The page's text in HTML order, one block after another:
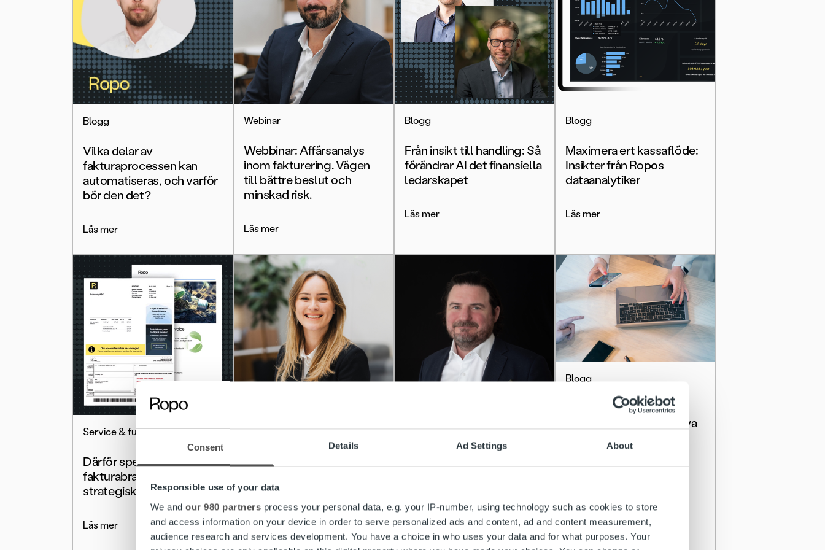
Consent Details Ad Settings About
Responsible use of your data
We and our 980 partners process your personal data, e.g. your IP-number, using technology such as cookies to store
and access information on your device in order to serve personalized ads and content, ad and content measurement,
audience research and services development. You have a choice in who uses your data and for what purposes. Your
Blogg
Vilka delar av
fakturaprocessen kan
automatiseras, och varför
bör den det?
Läs mer
Webinar
Webbinar: Affärsanalys
inom fakturering. Vägen
till bättre beslut och
minskad risk.
Läs mer
Blogg
Från insikt till handling: Så
förändrar AI det finansiella
ledarskapet
Läs mer
Blogg
Maximera ert kassaflöde:
Insikter från Ropos
dataanalytiker
Läs mer
Service & funktioner
Därför spelar
fakturabranding en viktig
strategisk roll
Läs mer
Blogg
Är faktureringsprocessen
Läs mer
Blogg
möter de nya kraven på
transparens
Blogg
Så driver e-fakturering
effektivitet och följer nya